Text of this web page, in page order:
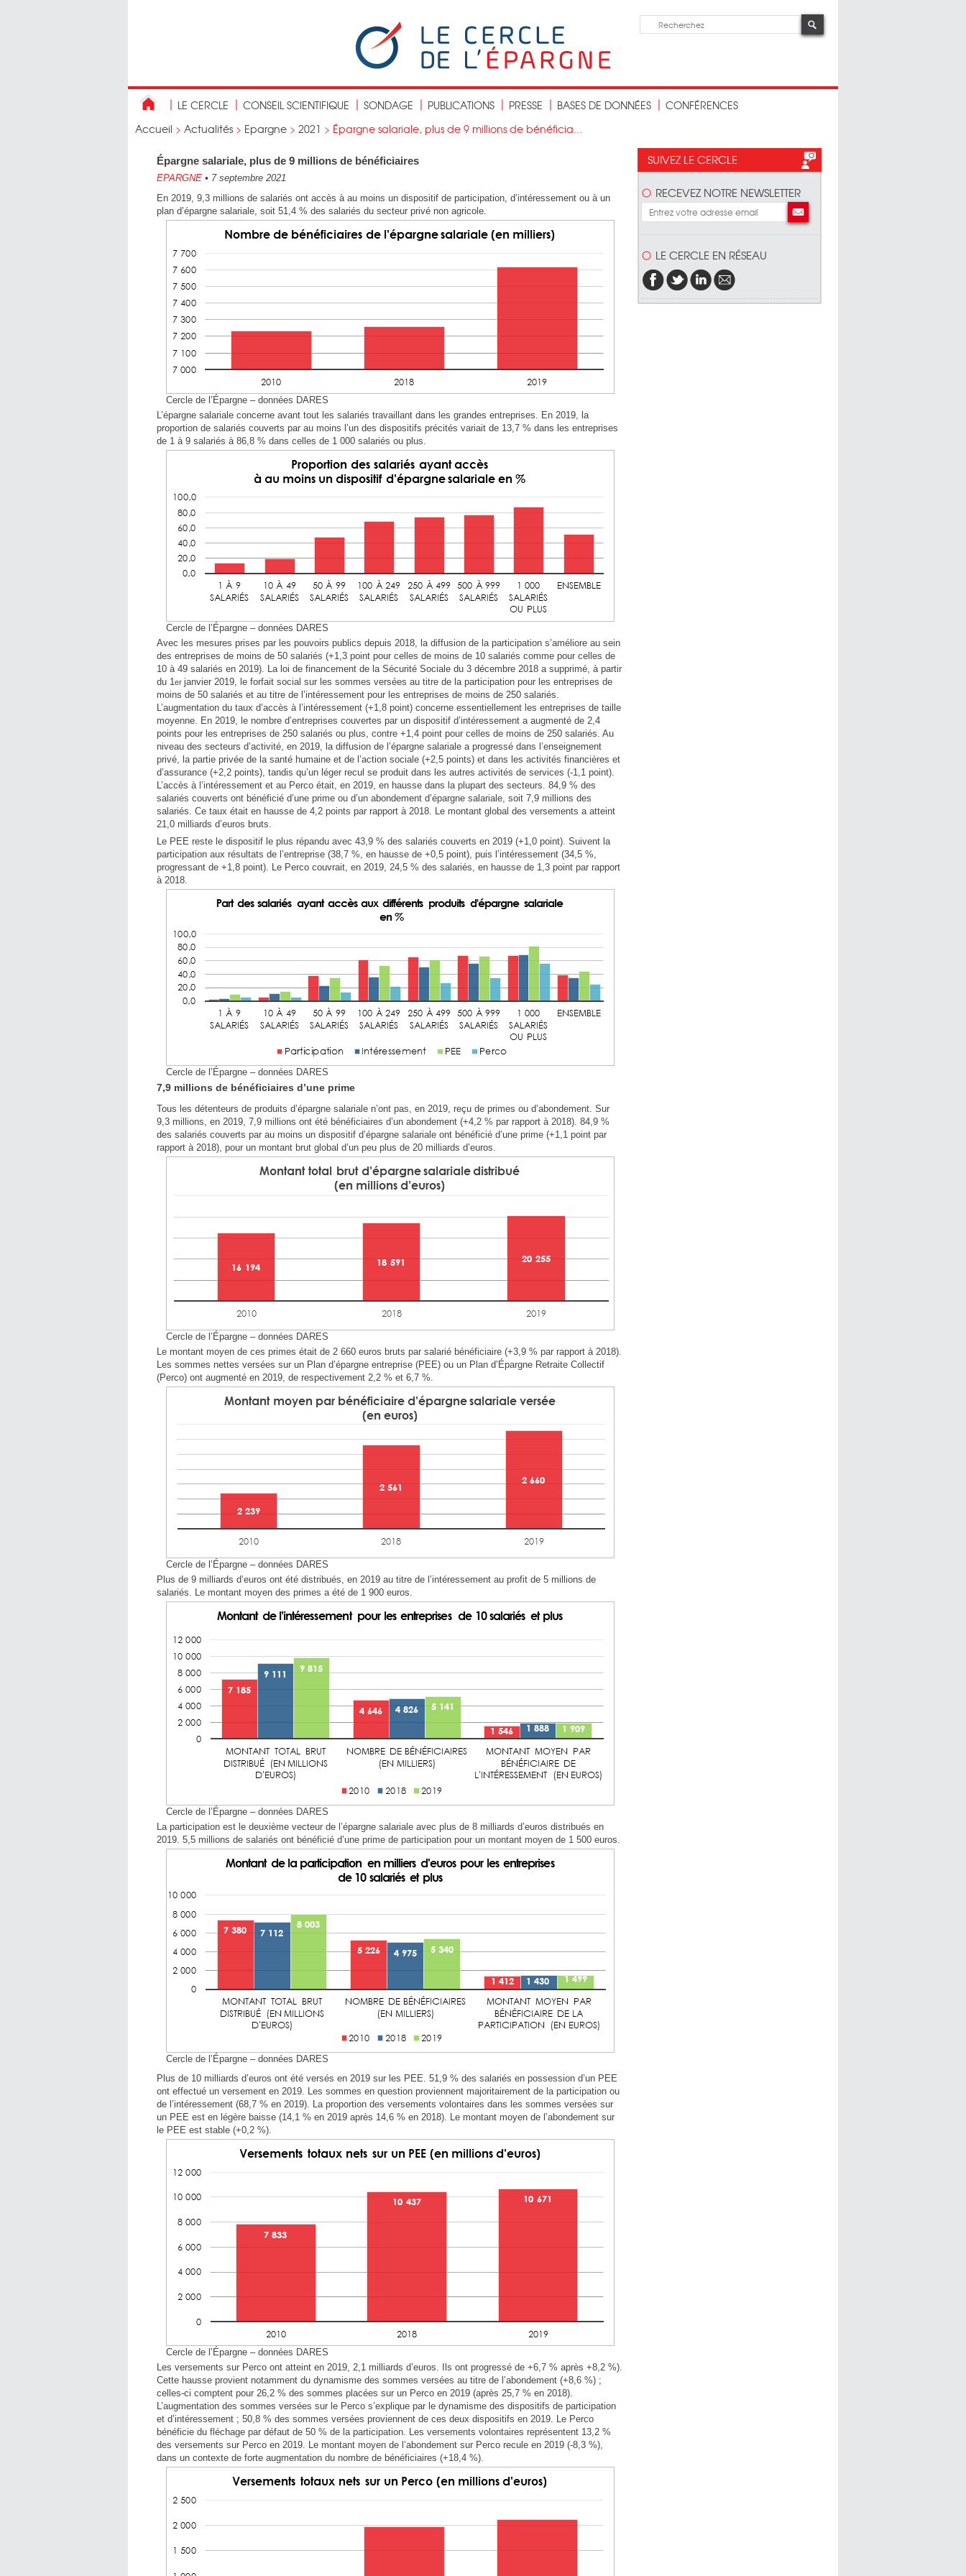
LE CERCLE CONSEIL SCIENTIFIQUE SONDAGE PUBLICATIONS PRESSE BASES DE DONNÉES
CONFÉRENCES
Accueil > Actualités > Epargne > 2021 > Épargne salariale, plus de 9 millions de bénéficia...
Épargne salariale, plus de 9 millions de bénéficiaires
EPARGNE • 7 septembre 2021
En 2019, 9,3 millions de salariés ont accès à au moins un dispositif de participation, d’intéressement ou à un
plan d’épargne salariale, soit 51,4 % des salariés du secteur privé non agricole.
Cercle de l’Épargne – données DARES
L’épargne salariale concerne avant tout les salariés travaillant dans les grandes entreprises. En 2019, la
proportion de salariés couverts par au moins l’un des dispositifs précités variait de 13,7 % dans les entreprises
de 1 à 9 salariés à 86,8 % dans celles de 1 000 salariés ou plus.
Cercle de l’Épargne – données DARES
Avec les mesures prises par les pouvoirs publics depuis 2018, la diffusion de la participation s’améliore au sein
des entreprises de moins de 50 salariés (+1,3 point pour celles de moins de 10 salariés comme pour celles de
10 à 49 salariés en 2019). La loi de financement de la Sécurité Sociale du 3 décembre 2018 a supprimé, à partir
du 1er janvier 2019, le forfait social sur les sommes versées au titre de la participation pour les entreprises de
moins de 50 salariés et au titre de l’intéressement pour les entreprises de moins de 250 salariés.
L’augmentation du taux d’accès à l’intéressement (+1,8 point) concerne essentiellement les entreprises de taille
moyenne. En 2019, le nombre d’entreprises couvertes par un dispositif d’intéressement a augmenté de 2,4
points pour les entreprises de 250 salariés ou plus, contre +1,4 point pour celles de moins de 250 salariés. Au
niveau des secteurs d’activité, en 2019, la diffusion de l’épargne salariale a progressé dans l’enseignement
privé, la partie privée de la santé humaine et de l’action sociale (+2,5 points) et dans les activités financières et
d’assurance (+2,2 points), tandis qu’un léger recul se produit dans les autres activités de services (-1,1 point).
L’accès à l’intéressement et au Perco était, en 2019, en hausse dans la plupart des secteurs. 84,9 % des
salariés couverts ont bénéficié d’une prime ou d’un abondement d’épargne salariale, soit 7,9 millions des
salariés. Ce taux était en hausse de 4,2 points par rapport à 2018. Le montant global des versements a atteint
21,0 milliards d’euros bruts.
Le PEE reste le dispositif le plus répandu avec 43,9 % des salariés couverts en 2019 (+1,0 point). Suivent la
participation aux résultats de l’entreprise (38,7 %, en hausse de +0,5 point), puis l’intéressement (34,5 %,
progressant de +1,8 point). Le Perco couvrait, en 2019, 24,5 % des salariés, en hausse de 1,3 point par rapport
à 2018.
Cercle de l’Épargne – données DARES
7,9 millions de bénéficiaires d’une prime
Tous les détenteurs de produits d’épargne salariale n’ont pas, en 2019, reçu de primes ou d’abondement. Sur
9,3 millions, en 2019, 7,9 millions ont été bénéficiaires d’un abondement (+4,2 % par rapport à 2018). 84,9 %
des salariés couverts par au moins un dispositif d’épargne salariale ont bénéficié d’une prime (+1,1 point par
rapport à 2018), pour un montant brut global d’un peu plus de 20 milliards d’euros.
Cercle de l’Épargne – données DARES
Le montant moyen de ces primes était de 2 660 euros bruts par salarié bénéficiaire (+3,9 % par rapport à 2018).
Les sommes nettes versées sur un Plan d’épargne entreprise (PEE) ou un Plan d’Épargne Retraite Collectif
(Perco) ont augmenté en 2019, de respectivement 2,2 % et 6,7 %.
Cercle de l’Épargne – données DARES
Plus de 9 milliards d’euros ont été distribués, en 2019 au titre de l’intéressement au profit de 5 millions de
salariés. Le montant moyen des primes a été de 1 900 euros.
Cercle de l’Épargne – données DARES
La participation est le deuxième vecteur de l’épargne salariale avec plus de 8 milliards d’euros distribués en
2019. 5,5 millions de salariés ont bénéficié d’une prime de participation pour un montant moyen de 1 500 euros.
Cercle de l’Épargne – données DARES
Plus de 10 milliards d’euros ont été versés en 2019 sur les PEE. 51,9 % des salariés en possession d’un PEE
ont effectué un versement en 2019. Les sommes en question proviennent majoritairement de la participation ou
de l’intéressement (68,7 % en 2019). La proportion des versements volontaires dans les sommes versées sur
un PEE est en légère baisse (14,1 % en 2019 après 14,6 % en 2018). Le montant moyen de l’abondement sur
le PEE est stable (+0,2 %).
Cercle de l’Épargne – données DARES
Les versements sur Perco ont atteint en 2019, 2,1 milliards d’euros. Ils ont progressé de +6,7 % après +8,2 %).
Cette hausse provient notamment du dynamisme des sommes versées au titre de l’abondement (+8,6 %) ;
celles-ci comptent pour 26,2 % des sommes placées sur un Perco en 2019 (après 25,7 % en 2018).
L’augmentation des sommes versées sur le Perco s’explique par le dynamisme des dispositifs de participation
et d’intéressement ; 50,8 % des sommes versées proviennent de ces deux dispositifs en 2019. Le Perco
bénéficie du fléchage par défaut de 50 % de la participation. Les versements volontaires représentent 13,2 %
des versements sur Perco en 2019. Le montant moyen de l’abondement sur Perco recule en 2019 (-8,3 %),
dans un contexte de forte augmentation du nombre de bénéficiaires (+18,4 %).
SUIVEZ LE CERCLE
RECEVEZ NOTRE NEWSLETTER
LE CERCLE EN RÉSEAU